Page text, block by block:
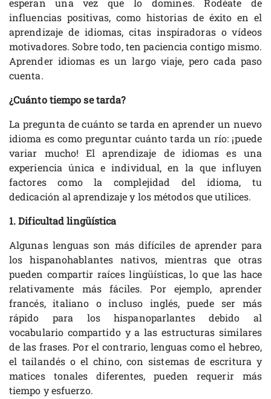
esperan una vez que lo domines. Rodéate de
influencias positivas, como historias de éxito en el
aprendizaje de idiomas, citas inspiradoras o vídeos
motivadores. Sobre todo, ten paciencia contigo mismo.
Aprender idiomas es un largo viaje, pero cada paso
cuenta.
¿Cuánto tiempo se tarda?
La pregunta de cuánto se tarda en aprender un nuevo
idioma es como preguntar cuánto tarda un río: ¡puede
variar mucho! El aprendizaje de idiomas es una
experiencia única e individual, en la que influyen
factores como la complejidad del idioma, tu
dedicación al aprendizaje y los métodos que utilices.
1. Dificultad lingüística
Algunas lenguas son más difíciles de aprender para
los hispanohablantes nativos, mientras que otras
pueden compartir raíces lingüísticas, lo que las hace
relativamente más fáciles. Por ejemplo, aprender
francés, italiano o incluso inglés, puede ser más
rápido para los hispanoparlantes debido al
vocabulario compartido y a las estructuras similares
de las frases. Por el contrario, lenguas como el hebreo,
el tailandés o el chino, con sistemas de escritura y
matices tonales diferentes, pueden requerir más
tiempo y esfuerzo.